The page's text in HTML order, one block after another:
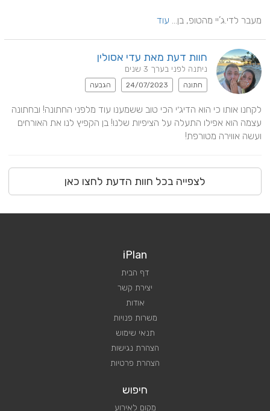
מעבר לדי.ג’יי מהטופ, בן... עוד
חוות דעת מאת עדי אסולין
ניתנה לפני בערך 3 שנים
חתונה 24/07/2023 הגבעה
ועשה אווירה מטורפת!
לצפייה בכל חוות הדעת לחצו כאן
iPlan
דף הבית
יצירת קשר
אודות
משרות פנויות
תנאי שימוש
הצהרת נגישות
הצהרת פרטיות
חיפוש
מקום לאירוע